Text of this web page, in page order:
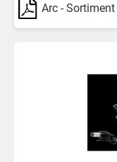
Arc - Sortiment